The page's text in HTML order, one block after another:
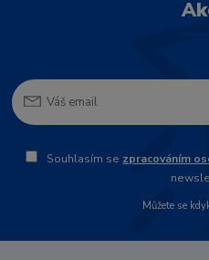
Souhlasím se zpracováním
Můžete se